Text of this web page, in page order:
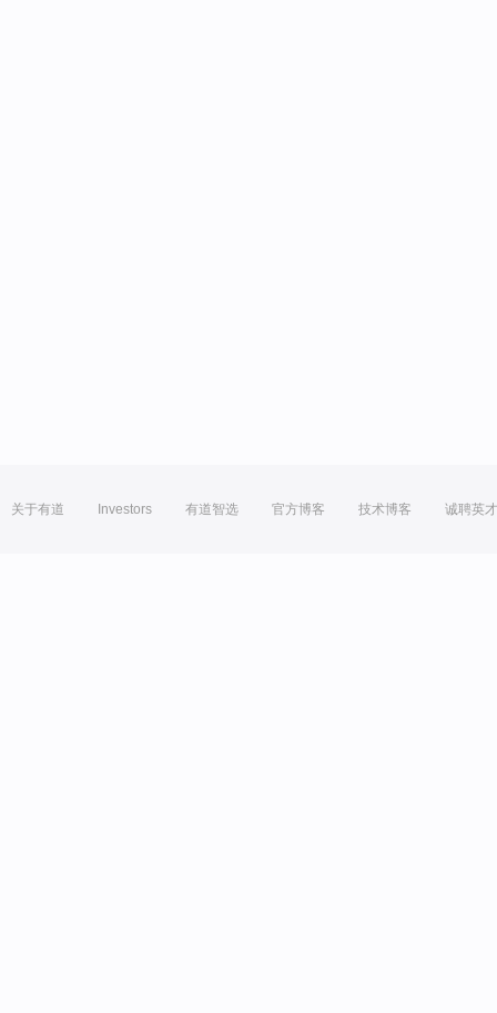
关于有道 Investors 有道智选 官方博客 技术博客 诚聘英才